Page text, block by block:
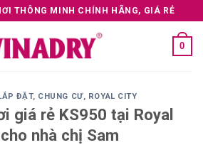
THÔNG MINH CHÍNH HÃNG, GIÁ RẺ
0
ĐẶT, CHUNG CƯ, ROYAL CITY
giá rẻ KS950 tại Royal
nhà chị Sam